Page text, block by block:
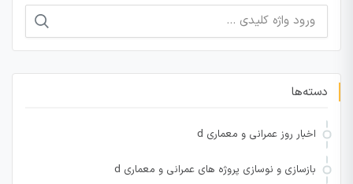
جستجو
برای:
دسته‌ها
اخبار روز عمرانی و معماری d
بازسازی و نوسازی پروژه های عمرانی و معماری d